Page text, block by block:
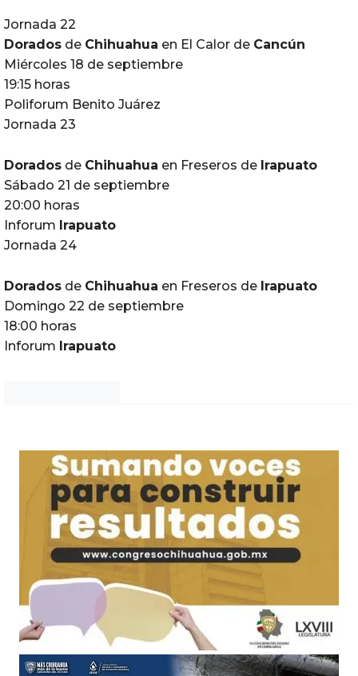
Jornada 22
Dorados de Chihuahua en El Calor de Cancún
Miércoles 18 de septiembre
19:15 horas
Poliforum Benito Juárez
Jornada 23
Dorados de Chihuahua en Freseros de Irapuato
Sábado 21 de septiembre
20:00 horas
Inforum Irapuato
Jornada 24
Dorados de Chihuahua en Freseros de Irapuato
Domingo 22 de septiembre
18:00 horas
Inforum Irapuato